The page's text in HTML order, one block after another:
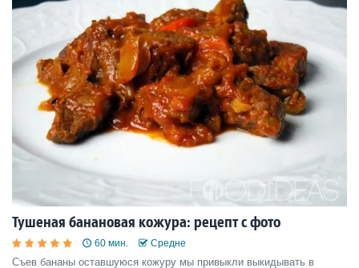
Тушеная банановая кожура: рецепт с фото
60 мин. Средне
Съев бананы оставшуюся кожуру мы привыкли выкидывать в